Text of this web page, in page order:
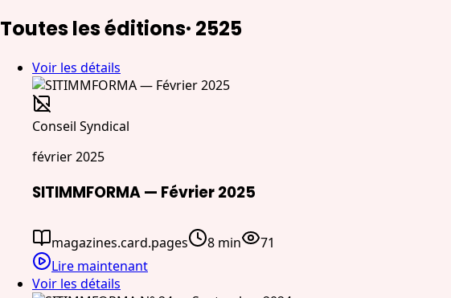
Toutes les éditions· 2525
Voir les détails
Conseil Syndical
février 2025
SITIMMFORMA — Février 2025
magazines.card.pages 8 min
71
Lire maintenant
Voir les détails